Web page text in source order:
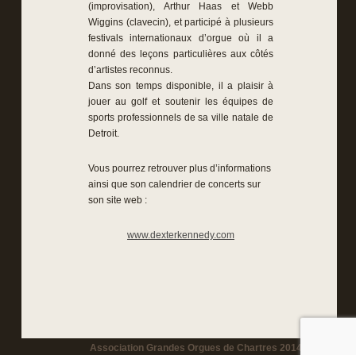
(improvisation), Arthur Haas et Webb
Wiggins (clavecin), et participé à plusieurs
festivals internationaux d’orgue où il a
donné des leçons particulières aux côtés
d’artistes reconnus.
Dans son temps disponible, il a plaisir à
jouer au golf et soutenir les équipes de
sports professionnels de sa ville natale de
Detroit.
Vous pourrez retrouver plus d’informations
ainsi que son calendrier de concerts sur
son site web :
www.dexterkennedy.com
Association Grandes Orgues de Chartres 2014-2026 -